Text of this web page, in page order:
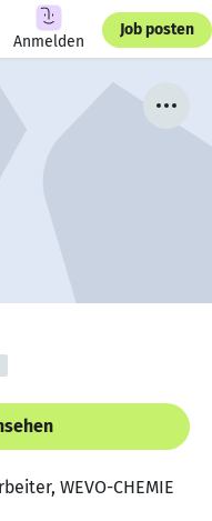
Anmelden
Job posten
WEVO-CHEMIE